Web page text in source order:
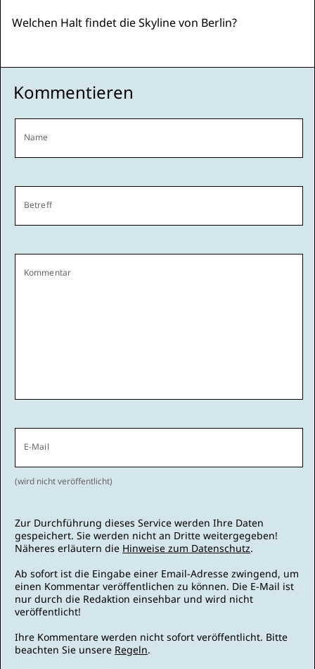
Welchen Halt findet die Skyline von Berlin?
Kommentieren
Name
Betreff
Kommentar
E-Mail
(wird nicht veröffentlicht)
Zur Durchführung dieses Service werden Ihre Daten
gespeichert. Sie werden nicht an Dritte weitergegeben!
Näheres erläutern die Hinweise zum Datenschutz.
Ab sofort ist die Eingabe einer Email-Adresse zwingend, um
einen Kommentar veröffentlichen zu können. Die E-Mail ist
nur durch die Redaktion einsehbar und wird nicht
veröffentlicht!
Ihre Kommentare werden nicht sofort veröffentlicht. Bitte
beachten Sie unsere Regeln.